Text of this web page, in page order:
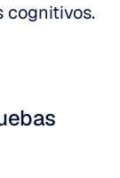
cognitivos.